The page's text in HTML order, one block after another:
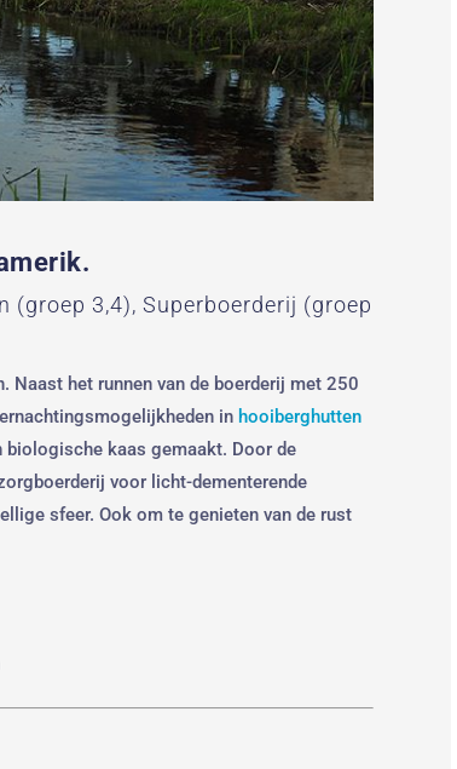
(groep 3,4), Superboerderij (groep
Naast het runnen van de boerderij met 250
in hooiberghutten
biologische kaas gemaakt. Door de
voor licht-dementerende
sfeer. Ook om te genieten van de rust